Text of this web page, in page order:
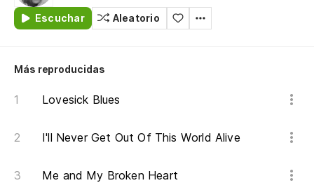
Escuchar Aleatorio
Más reproducidas
Lovesick Blues
I'll Never Get Out Of This World Alive
Me and My Broken Heart